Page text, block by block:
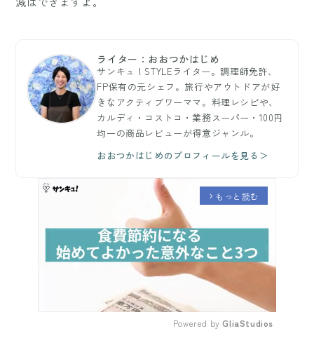
ライター：おおつかはじめ
サンキュ！STYLEライター。調理師免許、
FP保有の元シェフ。旅行やアウトドアが好
きなアクティブワーママ。料理レシピや、
カルディ・コストコ・業務スーパー・100円
均一の商品レビューが得意ジャンル。
おおつかはじめのプロフィールを見る＞
arrow_forward_ios もっと読む
Powered by GliaStudios